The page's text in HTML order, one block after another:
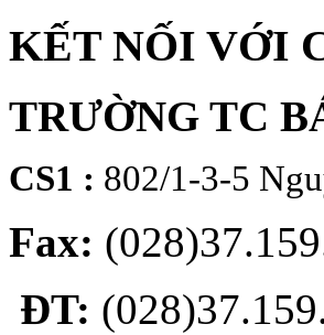
KẾT NỐI VỚI
TRƯỜNG TC
CS1 : 802/1-3-5
Fax:
ĐT: